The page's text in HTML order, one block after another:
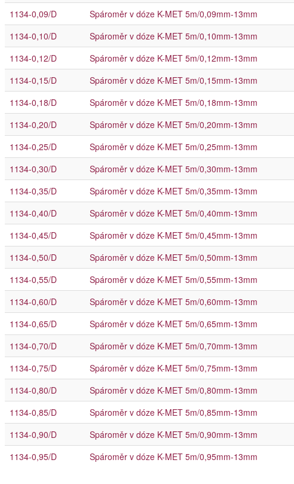
1134-0,09/D
Spároměr v dóze K-MET 5m/0,09mm-13mm
1134-0,10/D
Spároměr v dóze K-MET 5m/0,10mm-13mm
1134-0,12/D
Spároměr v dóze K-MET 5m/0,12mm-13mm
1134-0,15/D
Spároměr v dóze K-MET 5m/0,15mm-13mm
1134-0,18/D
Spároměr v dóze K-MET 5m/0,18mm-13mm
1134-0,20/D
Spároměr v dóze K-MET 5m/0,20mm-13mm
1134-0,25/D
Spároměr v dóze K-MET 5m/0,25mm-13mm
1134-0,30/D
Spároměr v dóze K-MET 5m/0,30mm-13mm
1134-0,35/D
Spároměr v dóze K-MET 5m/0,35mm-13mm
1134-0,40/D
Spároměr v dóze K-MET 5m/0,40mm-13mm
1134-0,45/D
Spároměr v dóze K-MET 5m/0,45mm-13mm
1134-0,50/D
Spároměr v dóze K-MET 5m/0,50mm-13mm
1134-0,55/D
Spároměr v dóze K-MET 5m/0,55mm-13mm
1134-0,60/D
Spároměr v dóze K-MET 5m/0,60mm-13mm
1134-0,65/D
Spároměr v dóze K-MET 5m/0,65mm-13mm
1134-0,70/D
Spároměr v dóze K-MET 5m/0,70mm-13mm
1134-0,75/D
Spároměr v dóze K-MET 5m/0,75mm-13mm
1134-0,80/D
Spároměr v dóze K-MET 5m/0,80mm-13mm
1134-0,85/D
Spároměr v dóze K-MET 5m/0,85mm-13mm
1134-0,90/D
Spároměr v dóze K-MET 5m/0,90mm-13mm
1134-0,95/D
Spároměr v dóze K-MET 5m/0,95mm-13mm